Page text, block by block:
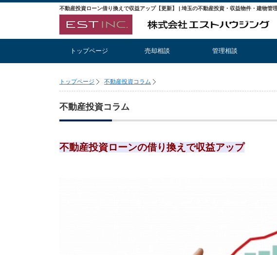
トップページ 売却相談 管理相談
トップページ 不動産投資コラム
不動産投資コラム
不動産投資ローンの借り換えで収益アップ